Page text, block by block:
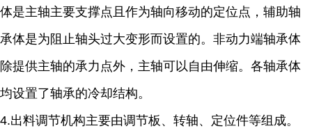
体是主轴主要支撑点且作为轴向移动的定位点，辅助轴
承体是为阻止轴头过大变形而设置的。非动力端轴承体
除提供主轴的承力点外，主轴可以自由伸缩。各轴承体
均设置了轴承的冷却结构。
4.出料调节机构主要由调节板、转轴、定位件等组成。